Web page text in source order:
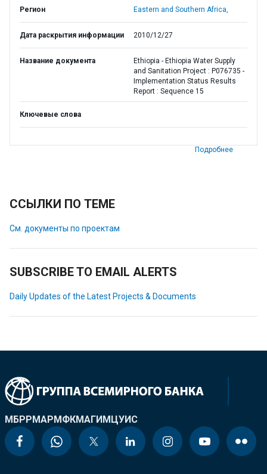
Регион Eastern and Southern Africa,
Дата раскрытия информации 2010/12/27
Название документа
Ethiopia - Ethiopia Water Supply
and Sanitation Project : P076735 -
Implementation Status Results
Report : Sequence 15
Ключевые слова
Подробнее
ССЫЛКИ ПО ТЕМЕ
См. документы по проектам
SUBSCRIBE TO EMAIL ALERTS
Daily Updates of the Latest Projects & Documents
МБРРМАРМФКМАГИМЦУИС